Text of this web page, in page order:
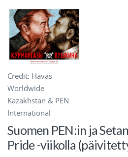
Credit: Havas
Worldwide
Kazakhstan & PEN
International
Suomen PEN:in ja
Pride -viikolla